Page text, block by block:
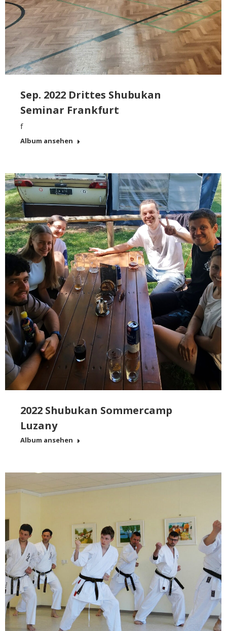
Sep. 2022 Drittes Shubukan
Seminar Frankfurt
f
Album ansehen
2022 Shubukan Sommercamp
Luzany
Album ansehen